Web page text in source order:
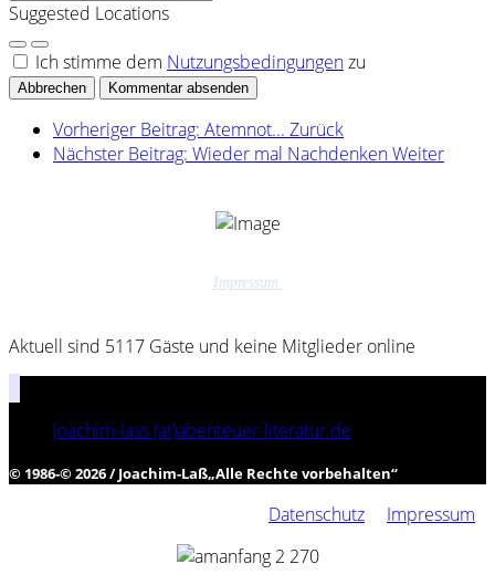
Suggested Locations
Ich stimme dem Nutzungsbedingungenzu
Abbrechen Kommentar absenden
Vorheriger Beitrag: Atemnot... Zurück
Nächster Beitrag: Wieder mal NachdenkenWeiter
Impressum
Aktuell sind 5117 Gäste und keine Mitglieder online
joachim-lass (at)abenteuer-literatur.de
© 1986-© 2026 / Joachim-Laß„Alle Rechte vorbehalten“
Datenschutz Impressum